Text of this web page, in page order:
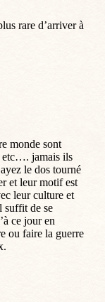
rare d’arriver à
monde sont
etc…. jamais ils
le dos tourné
et leur motif est
leur culture et
de se
ce jour en
ou faire la guerre